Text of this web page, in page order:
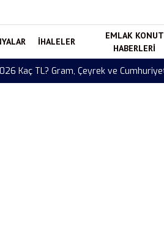
İHALELER
EMLAK KONUT
HABERLERI
Fiyatları Güncellendi